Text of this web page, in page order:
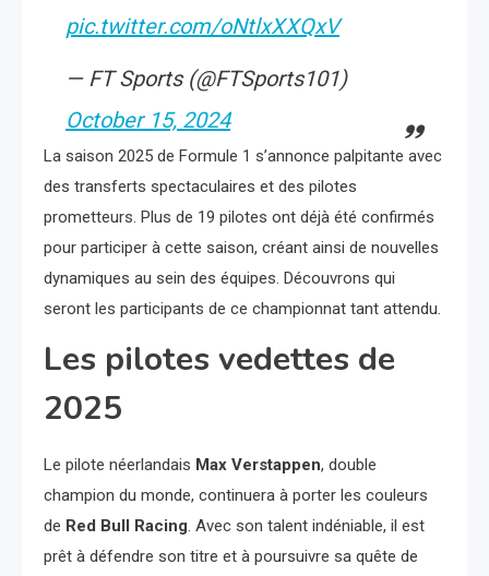
pic.twitter.com/oNtlxXXQxV
— FT Sports (@FTSports101)
October 15, 2024
La saison 2025 de Formule 1 s’annonce palpitante avec
des transferts spectaculaires et des pilotes
prometteurs. Plus de 19 pilotes ont déjà été confirmés
pour participer à cette saison, créant ainsi de nouvelles
dynamiques au sein des équipes. Découvrons qui
seront les participants de ce championnat tant attendu.
Les pilotes vedettes de
2025
Le pilote néerlandais Max Verstappen, double
champion du monde, continuera à porter les couleurs
de Red Bull Racing. Avec son talent indéniable, il est
prêt à défendre son titre et à poursuivre sa quête de